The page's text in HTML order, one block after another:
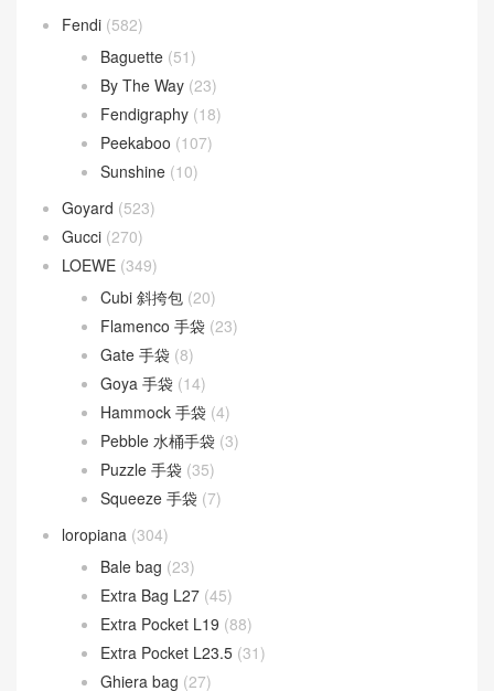
Fendi (582)
Baguette (51)
By The Way (23)
Fendigraphy (18)
Peekaboo (107)
Sunshine (10)
Goyard (523)
Gucci (270)
LOEWE (349)
Cubi 斜挎包 (20)
Flamenco 手袋 (23)
Gate 手袋 (8)
Goya 手袋 (14)
Hammock 手袋 (4)
Pebble 水桶手袋 (3)
Puzzle 手袋 (35)
Squeeze 手袋 (7)
loropiana (304)
Bale bag (23)
Extra Bag L27 (45)
Extra Pocket L19 (88)
Extra Pocket L23.5 (31)
Ghiera bag (27)